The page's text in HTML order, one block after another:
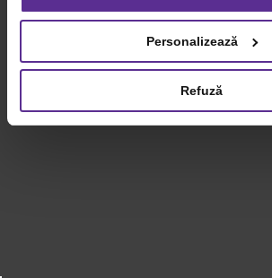
privind utilizarea modulelor cookie.Detalii
Personalizează
Refuză